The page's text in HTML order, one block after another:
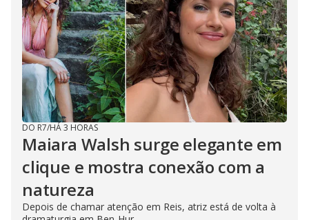
DO R7/HÁ 3 HORAS
Maiara Walsh surge elegante em
clique e mostra conexão com a
natureza
Depois de chamar atenção em Reis, atriz está de volta à